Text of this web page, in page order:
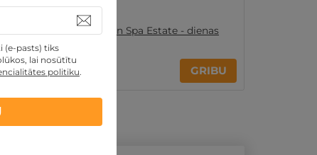
Jonathan Spa Estate - dienas
atpūta
80€ GRIBU
(e-pasts) tiks
lai nosūtītu
politiku.